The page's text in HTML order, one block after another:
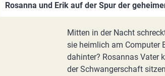
Rosanna und Erik auf der Spur der
Mitten in der Nacht
sie heimlich am Computer
dahinter? Rosannas Vater
der Schwangerschaft